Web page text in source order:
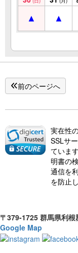
前のページへ
実在性
SSLサ
ていま
明書の
通信を
を防止
〒379-1725 群馬県利
Google Map